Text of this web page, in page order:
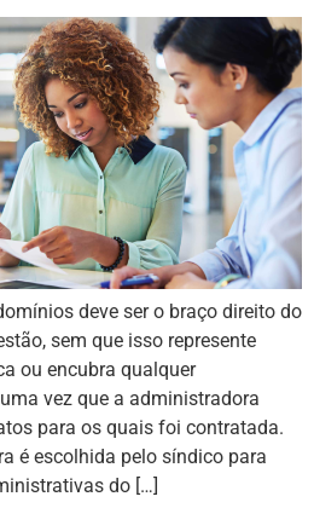
deve ser o braço direito do
sem que isso represente
ou encubra qualquer
vez que a administradora
para os quais foi contratada.
é escolhida pelo síndico para
do […]